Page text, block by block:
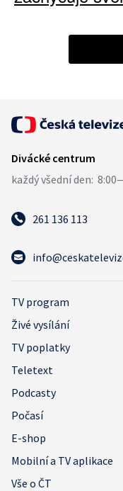
261 136 113
TV program
Živé vysílání
TV poplatky
Teletext
Podcasty
Počasí
E-shop
Mobilní a TV aplikace
Vše o ČT